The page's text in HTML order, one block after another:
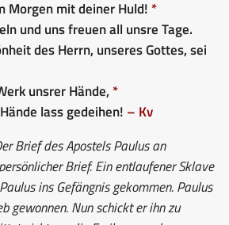
Morgen mit deiner Huld! *
und uns freuen all unsre Tage.
des Herrn, unseres Gottes, sei
unsrer Hände, *
lass gedeihen! – Kv
Brief des Apostels Paulus an
Brief. Ein entlaufener Sklave
ins Gefängnis gekommen. Paulus
gewonnen. Nun schickt er ihn zu